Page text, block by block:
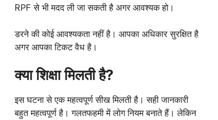
RPF से भी मदद ली जा सकती है अगर आवश्यक हो।
डरने की कोई आवश्यकता नहीं है। आपका अधिकार सुरक्षित है
अगर आपका टिकट वैध है।
क्या शिक्षा मिलती है?
इस घटना से एक महत्वपूर्ण सीख मिलती है। सही जानकारी
बहुत महत्वपूर्ण है। गलतफहमी में लोग नियम बनाते हैं। लेकिन